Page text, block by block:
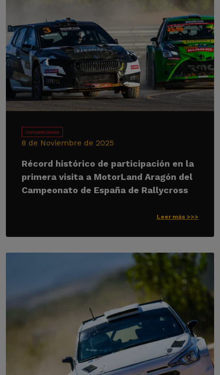
Competiciones
8 de Noviembre de 2025
Récord histórico de participación en la
primera visita a MotorLand Aragón del
Campeonato de España de Rallycross
Leer más >>>